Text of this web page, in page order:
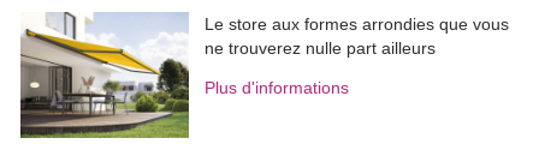
Le store aux formes arrondies que vous
ne trouverez nulle part ailleurs
Plus d'informations